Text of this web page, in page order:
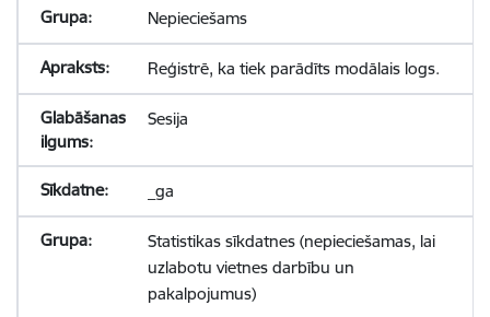
Nepieciešams
Reģistrē, ka tiek parādīts modālais logs.
Sesija
_ga
Statistikas sīkdatnes (nepieciešamas, lai
uzlabotu vietnes darbību un
pakalpojumus)